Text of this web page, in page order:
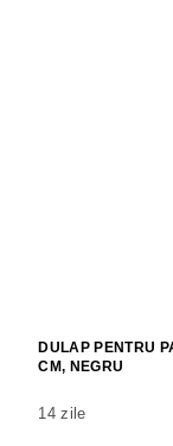
DULAP PENTRU
CM, NEGRU
14 zile